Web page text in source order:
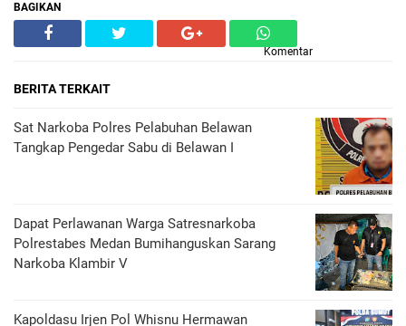
BAGIKAN
Komentar
BERITA TERKAIT
Sat Narkoba Polres Pelabuhan Belawan
Tangkap Pengedar Sabu di Belawan I
Dapat Perlawanan Warga Satresnarkoba
Polrestabes Medan Bumihanguskan Sarang
Narkoba Klambir V
Kapoldasu Irjen Pol Whisnu Hermawan